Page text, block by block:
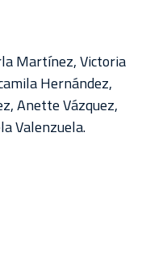
Martínez, Victoria
Hernández,
Anette Vázquez,
Valenzuela.